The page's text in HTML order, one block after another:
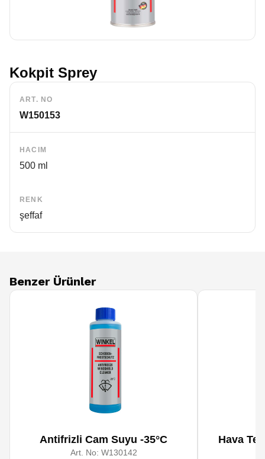
Kokpit Sprey
ART. NO
W150153
HACIM
500 ml
RENK
şeffaf
Benzer Ürünler
Antifrizli Cam Suyu -35°C
Art. No: W130142
Hava